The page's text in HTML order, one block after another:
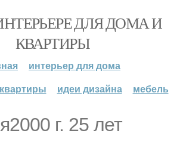
ДЛЯ ДОМА И
КВАРТИРЫ
интерьер для дома
идеи дизайна мебель
г. 25 лет